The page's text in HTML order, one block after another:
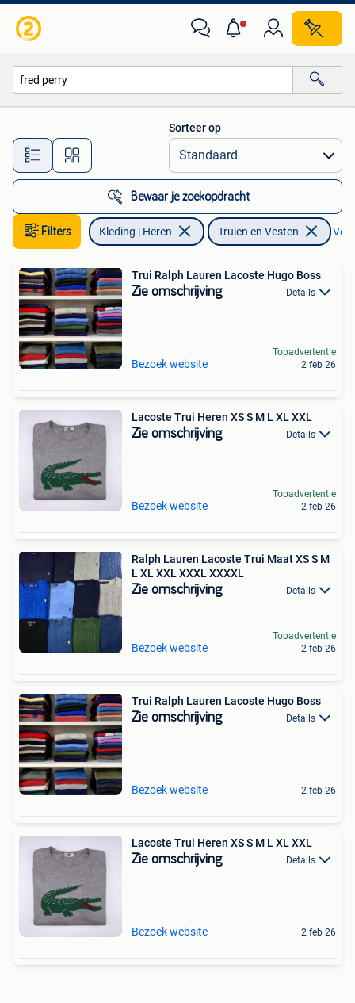
Alle afstanden…
Sorteer op
Bewaar je zoekopdracht
Filters Kleding | Heren Truien en Vesten
Trui Ralph Lauren Lacoste Hugo Boss
Zie omschrijving Details
Bezoek website
Topadvertentie
2 feb 26
Lacoste Trui Heren XS S M L XL XXL
Zie omschrijving Details
Bezoek website
Topadvertentie
2 feb 26
Ralph Lauren Lacoste Trui Maat XS S M
L XL XXL XXXL XXXXL
Zie omschrijving Details
Bezoek website
Topadvertentie
2 feb 26
Trui Ralph Lauren Lacoste Hugo Boss
Zie omschrijving Details
Bezoek website 2 feb 26
Lacoste Trui Heren XS S M L XL XXL
Zie omschrijving Details
Bezoek website 2 feb 26